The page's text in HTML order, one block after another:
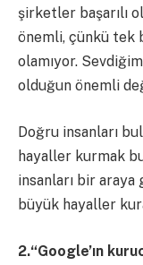
şirketler başarılı
önemli, çünkü tek
olamıyor.
olduğun önemli
Doğru insanları
hayaller kurmak
insanları bir
büyük hayaller
2.“Google’ın